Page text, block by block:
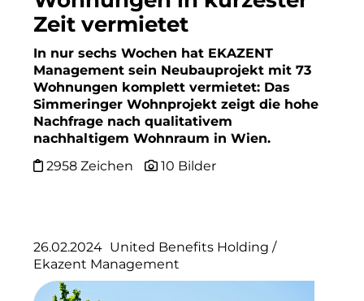
Frameworks
Gemeinde Hallbergmoos
Gemeinde Taufkirchen
Gesangskollektiv Michael Ritter
GWG Städtische Wohnungsgesellschaft
Hallberger Kultursommer
HERZOG MAX
Zeit vermietet
In nur sechs Wochen hat EKAZENT
Management sein Neubauprojekt mit 73
Wohnungen komplett vermietet: Das
Simmeringer Wohnprojekt zeigt die hohe
Nachfrage nach qualitativem
nachhaltigem Wohnraum in Wien.
2958 Zeichen
10 Bilder
26.02.2024 United Benefits Holding /
Ekazent Management